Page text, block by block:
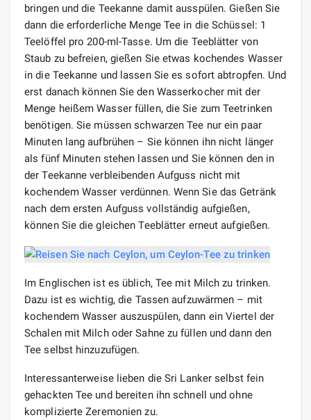
bringen und die Teekanne damit ausspülen. Gießen Sie
dann die erforderliche Menge Tee in die Schüssel: 1
Teelöffel pro 200-ml-Tasse. Um die Teeblätter von
Staub zu befreien, gießen Sie etwas kochendes Wasser
in die Teekanne und lassen Sie es sofort abtropfen. Und
erst danach können Sie den Wasserkocher mit der
Menge heißem Wasser füllen, die Sie zum Teetrinken
benötigen. Sie müssen schwarzen Tee nur ein paar
Minuten lang aufbrühen – Sie können ihn nicht länger
als fünf Minuten stehen lassen und Sie können den in
der Teekanne verbleibenden Aufguss nicht mit
kochendem Wasser verdünnen. Wenn Sie das Getränk
nach dem ersten Aufguss vollständig aufgießen,
können Sie die gleichen Teeblätter erneut aufgießen.
Im Englischen ist es üblich, Tee mit Milch zu trinken.
Dazu ist es wichtig, die Tassen aufzuwärmen – mit
kochendem Wasser auszuspülen, dann ein Viertel der
Schalen mit Milch oder Sahne zu füllen und dann den
Tee selbst hinzuzufügen.
Interessanterweise lieben die Sri Lanker selbst fein
gehackten Tee und bereiten ihn schnell und ohne
komplizierte Zeremonien zu.